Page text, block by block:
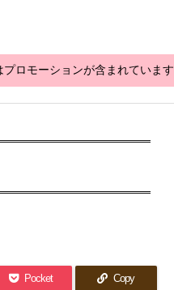
ロモーションが含まれています
Pocket Copy